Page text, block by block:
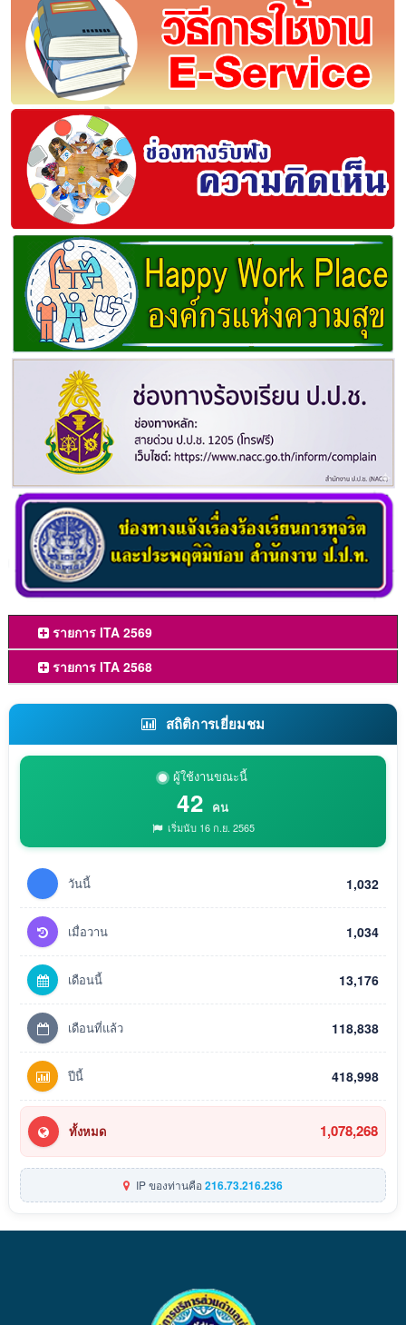
รายการ ITA 2569
รายการ ITA 2568
สถิติการเยี่ยมชม
ผู้ใช้งานขณะนี้
42 คน
เริ่มนับ 16 ก.ย. 2565
วันนี้ 1,032
เมื่อวาน 1,034
เดือนนี้ 13,176
เดือนที่แล้ว 118,838
ปีนี้ 418,998
ทั้งหมด 1,078,268
IP ของท่านคือ216.73.216.236